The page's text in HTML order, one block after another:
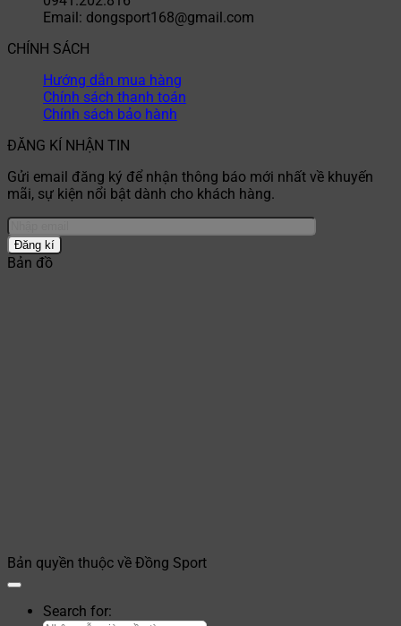
Email: dongsport168@gmail.com
CHÍNH SÁCH
Hướng dẫn mua hàng
Chính sách thanh toán
Chính sách bảo hành
ĐĂNG KÍ NHẬN TIN
Gửi email đăng ký để nhận thông báo mới nhất về khuyến
mãi, sự kiện nổi bật dành cho khách hàng.
Bản đồ
Bản quyền thuộc về Đồng Sport
Search for: